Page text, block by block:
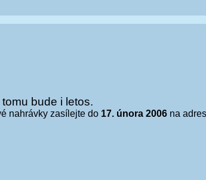
bude i letos.
nahrávky zasílejte do 17. února 2006 na